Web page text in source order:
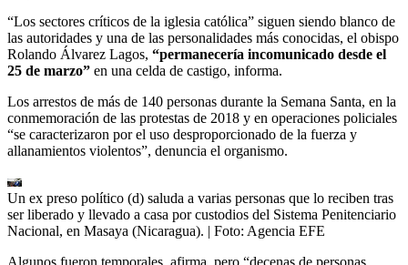
“Los sectores críticos de la iglesia católica” siguen siendo blanco de
las autoridades y una de las personalidades más conocidas, el obispo
Rolando Álvarez Lagos, “permanecería incomunicado desde el
25 de marzo” en una celda de castigo, informa.
Los arrestos de más de 140 personas durante la Semana Santa, en la
conmemoración de las protestas de 2018 y en operaciones policiales
“se caracterizaron por el uso desproporcionado de la fuerza y
allanamientos violentos”, denuncia el organismo.
Un ex preso político (d) saluda a varias personas que lo reciben tras
ser liberado y llevado a casa por custodios del Sistema Penitenciario
Nacional, en Masaya (Nicaragua). | Foto: Agencia EFE
Algunos fueron temporales, afirma, pero “decenas de personas